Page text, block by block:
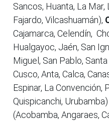
Sancos, Huanta, La
Fajardo, Vilcashuamán),
Cajamarca, Celendín,
Hualgayoc, Jaén, San
Miguel, San Pablo, Santa
Cusco, Anta, Calca,
Espinar, La Convención,
Quispicanchi,
(Acobamba, Angaraes,